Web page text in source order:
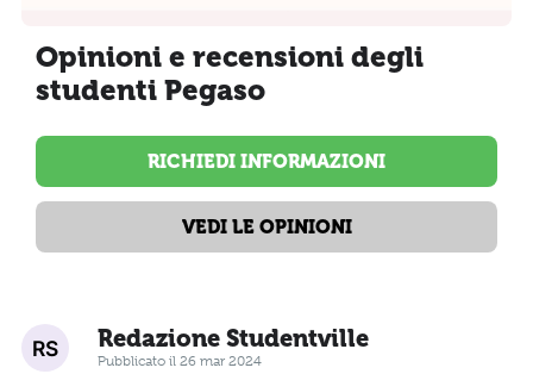
Opinioni e recensioni degli
studenti Pegaso
RICHIEDI INFORMAZIONI
VEDI LE OPINIONI
Redazione Studentville
Pubblicato il 26 mar 2024